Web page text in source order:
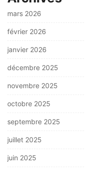
mars 2026
février 2026
janvier 2026
décembre 2025
novembre 2025
octobre 2025
septembre 2025
juillet 2025
juin 2025